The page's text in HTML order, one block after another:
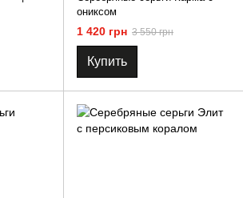
ониксом
1 420 грн 3 550 грн
Купить